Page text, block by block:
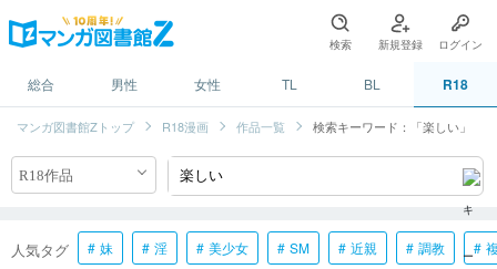
検索 新規登録 ログイン
総合 男性 女性 TL BL R18
マンガ図書館Zトップ R18漫画 作品一覧 検索キーワード：「楽しい」
人気タグ 妹 淫 美少女 SM 近親 調教